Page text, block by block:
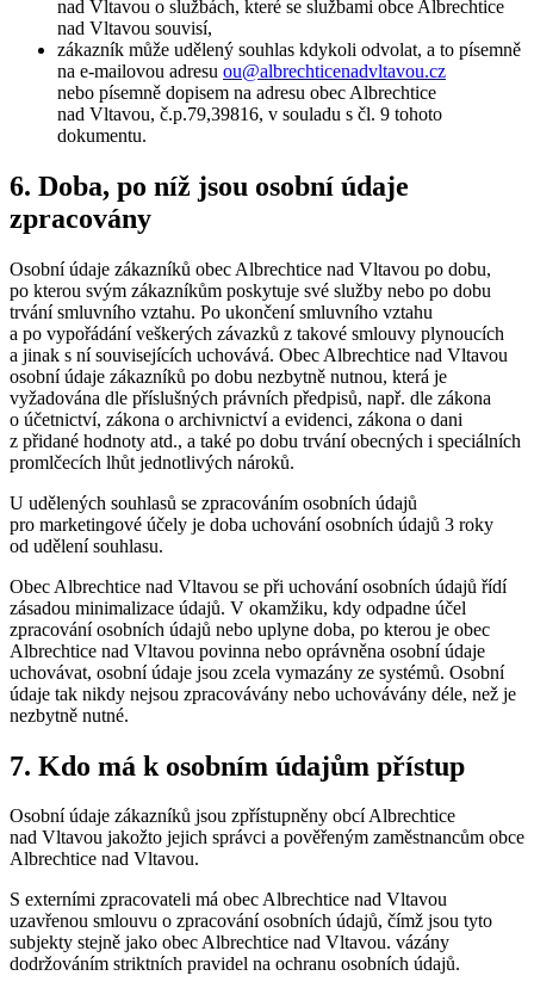
nad Vltavou o službách, které se službami obce Albrechtice
nad Vltavou souvisí,
zákazník může udělený souhlas kdykoli odvolat, a to písemně
na e-mailovou adresu ou@albrechticenadvltavou.cz
nebo písemně dopisem na adresu obec Albrechtice
nad Vltavou, č.p.79,39816, v souladu s čl. 9 tohoto
dokumentu.
6. Doba, po níž jsou osobní údaje
zpracovány
Osobní údaje zákazníků obec Albrechtice nad Vltavou po dobu,
po kterou svým zákazníkům poskytuje své služby nebo po dobu
trvání smluvního vztahu. Po ukončení smluvního vztahu
a po vypořádání veškerých závazků z takové smlouvy plynoucích
a jinak s ní souvisejících uchovává. Obec Albrechtice nad Vltavou
osobní údaje zákazníků po dobu nezbytně nutnou, která je
vyžadována dle příslušných právních předpisů, např. dle zákona
o účetnictví, zákona o archivnictví a evidenci, zákona o dani
z přidané hodnoty atd., a také po dobu trvání obecných i speciálních
promlčecích lhůt jednotlivých nároků.
U udělených souhlasů se zpracováním osobních údajů
pro marketingové účely je doba uchování osobních údajů 3 roky
od udělení souhlasu.
Obec Albrechtice nad Vltavou se při uchování osobních údajů řídí
zásadou minimalizace údajů. V okamžiku, kdy odpadne účel
zpracování osobních údajů nebo uplyne doba, po kterou je obec
Albrechtice nad Vltavou povinna nebo oprávněna osobní údaje
uchovávat, osobní údaje jsou zcela vymazány ze systémů. Osobní
údaje tak nikdy nejsou zpracovávány nebo uchovávány déle, než je
nezbytně nutné.
7. Kdo má k osobním údajům přístup
Osobní údaje zákazníků jsou zpřístupněny obcí Albrechtice
nad Vltavou jakožto jejich správci a pověřeným zaměstnancům obce
Albrechtice nad Vltavou.
S externími zpracovateli má obec Albrechtice nad Vltavou
uzavřenou smlouvu o zpracování osobních údajů, čímž jsou tyto
subjekty stejně jako obec Albrechtice nad Vltavou. vázány
dodržováním striktních pravidel na ochranu osobních údajů.